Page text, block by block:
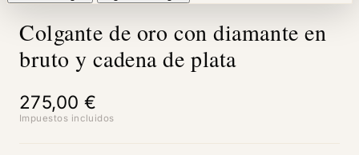
Colgante de oro con diamante en
bruto y cadena de plata
275,00 €
Impuestos incluidos